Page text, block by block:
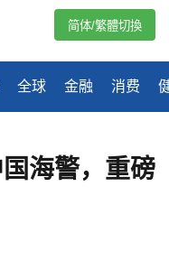
全球 金融 消费
简体/繁體切換
海警，重磅